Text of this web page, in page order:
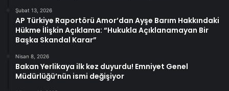
Şubat 13, 2026
AP Türkiye Raportörü Amor’dan Ayşe Barım Hakkındaki
Hükme İlişkin Açıklama: “Hukukla Açıklanamayan Bir
Başka Skandal Karar”
Nisan 8, 2026
Bakan Yerlikaya ilk kez duyurdu! Emniyet Genel
Müdürlüğü’nün ismi değişiyor